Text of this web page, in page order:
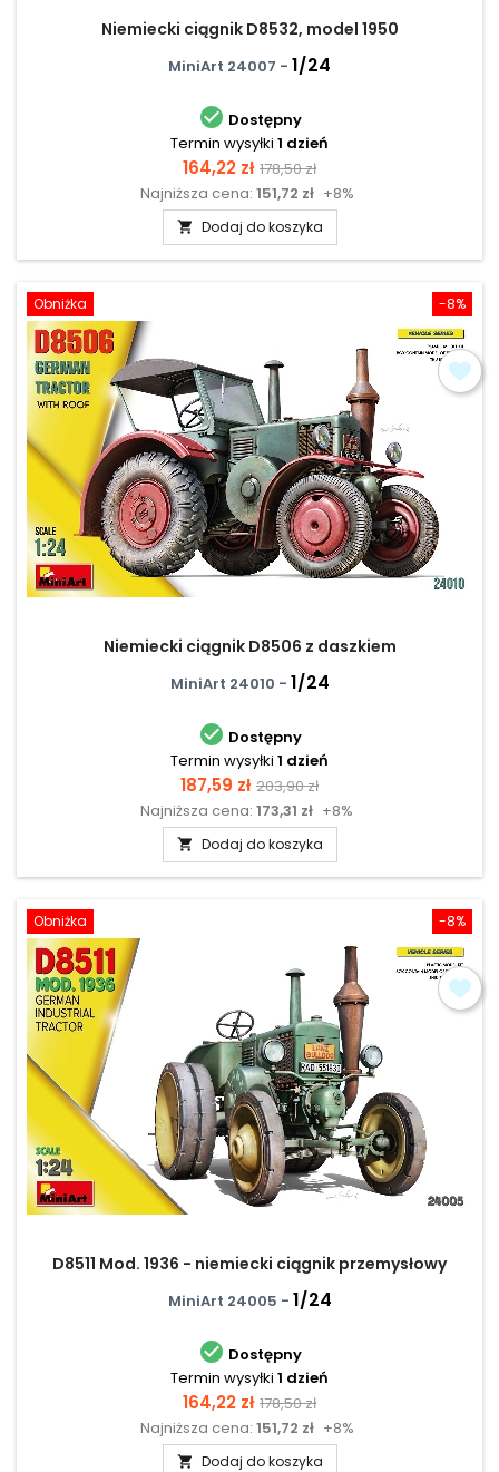
Niemiecki ciągnik D8532, model 1950
MiniArt 24007 - 1/24
 Dostępny
Termin wysyłki 1 dzień
Cena
164,22 zł Cena
podstawowa
178,50 zł
Najniższa cena: 151,72 zł +8%
 Dodaj do koszyka
-8%
Obniżka
Niemiecki ciągnik D8506 z daszkiem
MiniArt 24010 - 1/24
 Dostępny
Termin wysyłki 1 dzień
Cena
187,59 zł Cena
podstawowa
203,90 zł
Najniższa cena: 173,31 zł +8%
 Dodaj do koszyka
-8%
Obniżka
D8511 Mod. 1936 - niemiecki ciągnik przemysłowy
MiniArt 24005 - 1/24
 Dostępny
Termin wysyłki 1 dzień
Cena
164,22 zł Cena
podstawowa
178,50 zł
Najniższa cena: 151,72 zł +8%
 Dodaj do koszyka